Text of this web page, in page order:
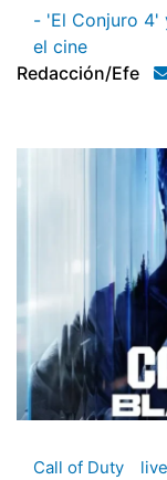
- 'El Conjuro 4'
el cine
Redacción/efe
Call of Duty